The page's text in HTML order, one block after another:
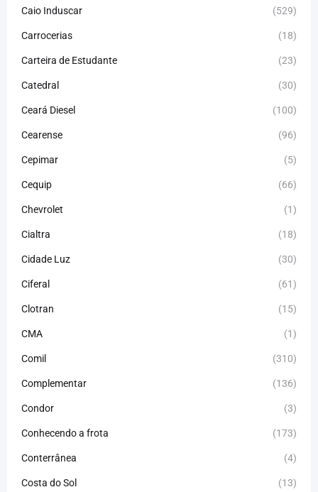
Caio Induscar (529)
Carrocerias (18)
Carteira de Estudante (23)
Catedral (30)
Ceará Diesel (100)
Cearense (96)
Cepimar (5)
Cequip (66)
Chevrolet (1)
Cialtra (18)
Cidade Luz (30)
Ciferal (61)
Clotran (15)
CMA (1)
Comil (310)
Complementar (136)
Condor (3)
Conhecendo a frota (173)
Conterrânea (4)
Costa do Sol (13)